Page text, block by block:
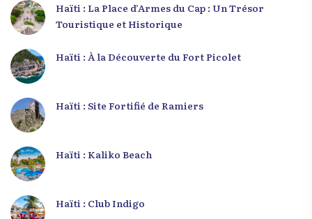
Haïti : La Place d’Armes du Cap : Un Trésor
Touristique et Historique
Haïti : À la Découverte du Fort Picolet
Haïti : Site Fortifié de Ramiers
Haïti : Kaliko Beach
Haïti : Club Indigo